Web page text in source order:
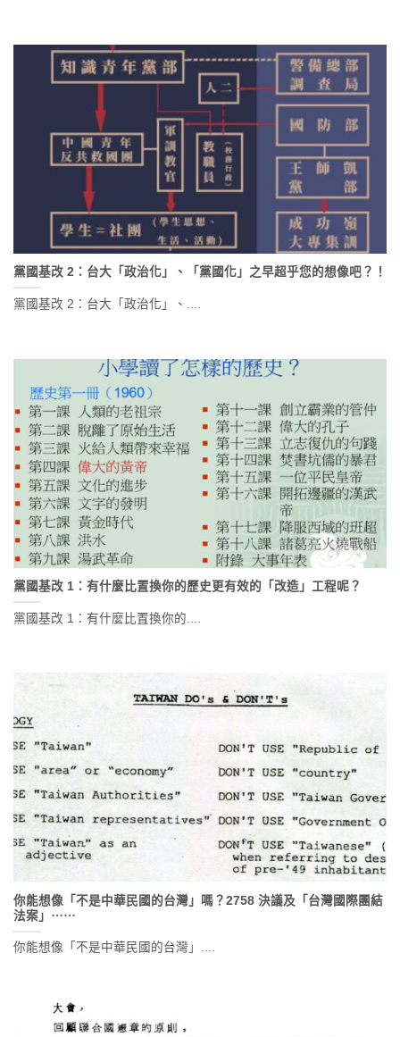
黨國基改 2：台大「政治化」、「黨國化」之早超乎您的想像吧？！
黨國基改 2：台大「政治化」、....
黨國基改 1：有什麼比置換你的歷史更有效的「改造」工程呢？
黨國基改 1：有什麼比置換你的....
你能想像「不是中華民國的台灣」嗎？2758 決議及「台灣國際團結
法案」⋯⋯
你能想像「不是中華民國的台灣」....